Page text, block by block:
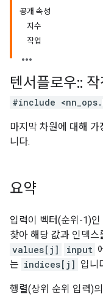
공개 속성
지수
작업
텐서플로우::
#include
마지막 차원에 대해 가
니다.
요약
입력이 벡터(순위-1)
찾아 해당 값과 인덱스
values[j]
input
는 indices[j] 입니
행렬(상위 순위 입력)